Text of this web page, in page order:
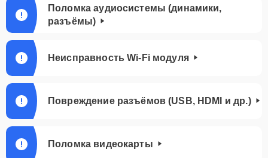
Поломка аудиосистемы (динамики,
разъёмы)
Неисправность Wi-Fi модуля
Повреждение разъёмов (USB, HDMI и др.)
Поломка видеокарты